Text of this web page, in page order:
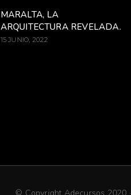
MARALTA, LA
ARQUITECTURA REVELADA.
15 JUNIO, 2022